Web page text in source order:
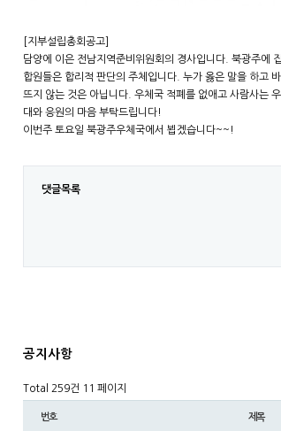
[지부설립총회공고]
담양에 이은 전남지역준비위원회의 경사입니다. 북광주에
합원들은 합리적 판단의 주체입니다. 누가 옳은 말을 하고
뜨지 않는 것은 아닙니다. 우체국 적폐를 없애고 사람사는
대와 응원의 마음 부탁드립니다!
이번주 토요일 북광주우체국에서 뵙겠습니다~~!
댓글목록
공지사항
Total 259건 11 페이지
번호 제목